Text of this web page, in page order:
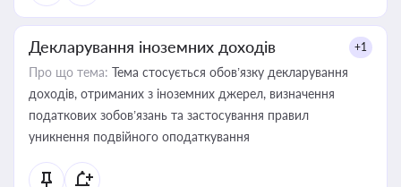
Декларування іноземних доходів +1
Про що тема: Тема стосується обов’язку декларування
доходів, отриманих з іноземних джерел, визначення
податкових зобов’язань та застосування правил
уникнення подвійного оподаткування